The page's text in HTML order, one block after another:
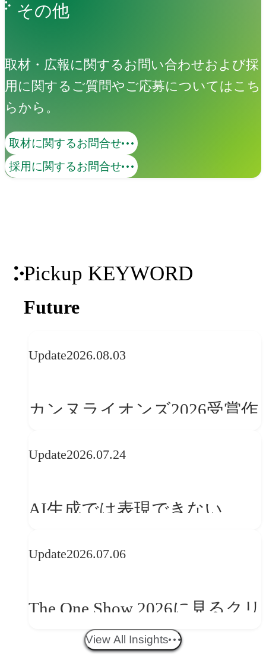
その他
取材・広報に関するお問い合わせおよび採
用に関するご質問やご応募についてはこち
らから。
取材に関するお問合せ
採用に関するお問合せ
Pickup KEYWORD
Future
Update2026.08.03
カンヌライオンズ2026受賞作
──「優れたブランド体験」
か
Update2026.07.24
AI生成では表現できない
望
Update2026.07.06
The One Show 2026に見るクリ
エイティブトレンド──社会
View All Insights